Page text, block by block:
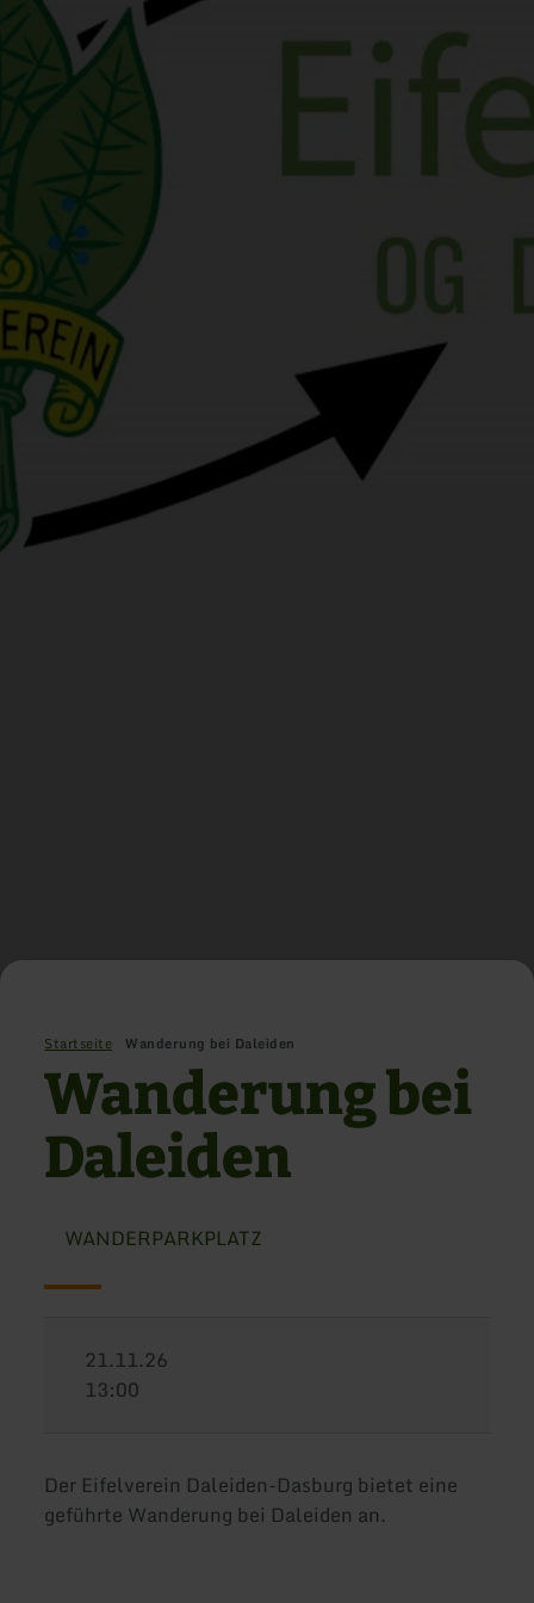
Startseite Wanderung bei Daleiden
Wanderung bei
Daleiden
WANDERPARKPLATZ
21.11.26
13:00
Der Eifelverein Daleiden-Dasburg bietet eine
geführte Wanderung bei Daleiden an.